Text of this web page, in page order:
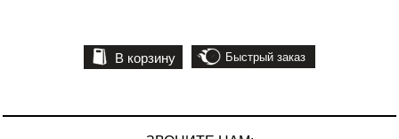
В корзину Быстрый заказ